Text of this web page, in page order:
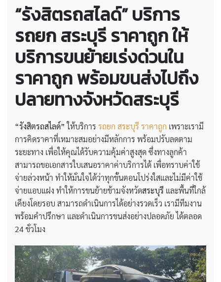
“รังสิตรถสไลด์” บริการ
รถยก สระบุรี ราคาถูกให้
บริการขนย้ายเร่งด่วนใน
ราคาถูก พร้อมขนส่งไปถึง
ปลายทางจังหวัดสระบุรี
“รังสิตรถสไลด์” ให้บริการ รถยก สระบุรี ราคาถูก เพราะเรามี
การคิดราคาที่เหมาะสมอย่างมีหลักการ พร้อมปรับลดตาม
ระยะทาง เพื่อให้คุณได้รับความคุ้มค่าสูงสุด ซึ่งทางลูกค้า
สามารถขอเอกสารใบเสนอราคาค่าบริการได้ เพื่อทราบค่าใช้
จ่ายล่วงหน้า ทำให้มั่นใจได้ว่าทุกขั้นตอนโปร่งใสและไม่มีค่าใช้
จ่ายแอบแฝง ทำให้การขนย้ายข้ามจังหวัดสระบุรี และพื้นที่ใกล้
เคียงโดยรอบ สามารถดำเนินการได้อย่างรวดเร็ว เรามีทีมงาน
พร้อมคำปรึกษา และดำเนินการขนส่งอย่างปลอดภัย ได้ตลอด
24 ชั่วโมง